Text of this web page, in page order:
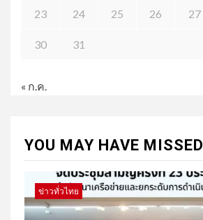
23 24 25 26 27
30 31
« ก.ค.
YOU MAY HAVE MISSED
ข่าวทั่วไทย